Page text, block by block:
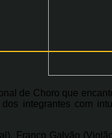
de Choro que
integrantes com
Franco Galvão